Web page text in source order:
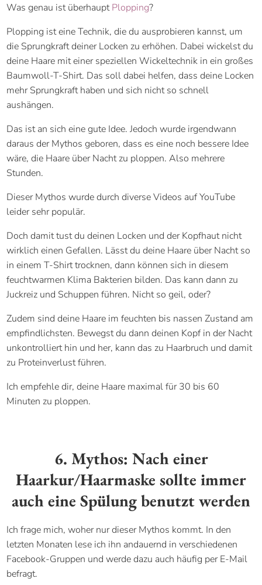
Was genau ist überhauptPlopping?
Plopping ist eine Technik, die du ausprobieren kannst, um
die Sprungkraft deiner Locken zu erhöhen. Dabei wickelst du
deine Haare mit einer speziellen Wickeltechnik in ein großes
Baumwoll-T-Shirt. Das soll dabei helfen, dass deine Locken
mehr Sprungkraft haben und sich nicht so schnell
aushängen.
Das ist an sich eine gute Idee. Jedoch wurde irgendwann
daraus der Mythos geboren, dass es eine noch bessere Idee
wäre, die Haare über Nacht zu ploppen. Also mehrere
Stunden.
Dieser Mythos wurde durch diverse Videos auf YouTube
leider sehr populär.
Doch damit tust du deinen Locken und der Kopfhaut nicht
wirklich einen Gefallen. Lässt du deine Haare über Nacht so
in einem T-Shirt trocknen, dann können sich in diesem
feuchtwarmen Klima Bakterien bilden. Das kann dann zu
Juckreiz und Schuppen führen. Nicht so geil, oder?
Zudem sind deine Haare im feuchten bis nassen Zustand am
empfindlichsten. Bewegst du dann deinen Kopf in der Nacht
unkontrolliert hin und her, kann das zu Haarbruch und damit
zu Proteinverlust führen.
Ich empfehle dir, deine Haare maximal für 30 bis 60
Minuten zu ploppen.
6. Mythos: Nach einer
Haarkur/Haarmaske sollte immer
auch eine Spülung benutzt werden
Ich frage mich, woher nur dieser Mythos kommt. In den
letzten Monaten lese ich ihn andauernd in verschiedenen
Facebook-Gruppen und werde dazu auch häufig per E-Mail
befragt.